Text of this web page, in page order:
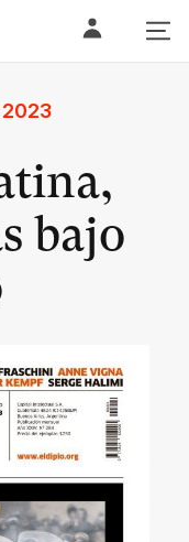
2023
bajo